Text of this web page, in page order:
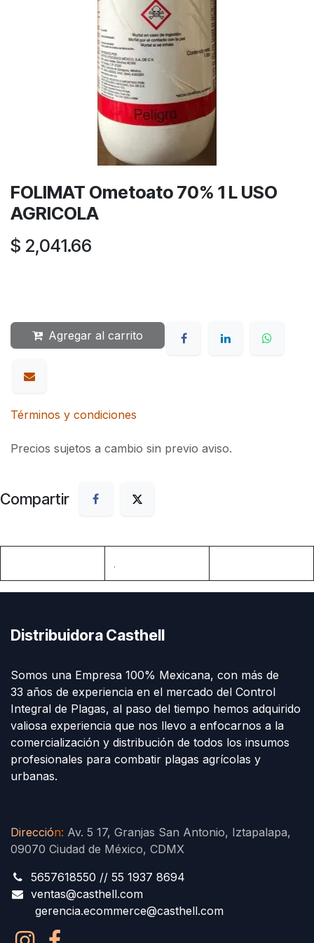
FOLIMAT Ometoato 70% 1 L USO
AGRICOLA
$ 2,041.66
Agregar al carrito
Términos y condiciones
Precios sujetos a cambio sin previo aviso.
Compartir
.
Distribuidora Casthell
Somos una Empresa 100% Mexicana, con más de
33 años de experiencia en el mercado del Control
Integral de Plagas, al paso del tiempo hemos adquirido
valiosa experiencia que nos llevo a enfocarnos a la
comercialización y distribución de todos los insumos
profesionales para combatir plagas agrícolas y
urbanas.
Dirección: Av. 5 17, Granjas San Antonio, Iztapalapa,
09070 Ciudad de México, CDMX
5657618550 // 55 1937 8694
ventas@casthell.com
gerencia.ecommerce@casthell.com